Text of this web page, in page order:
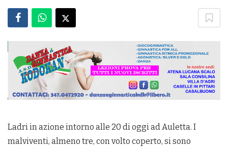
Ladri in azione intorno alle 20 di oggi ad Auletta. I
malviventi, almeno tre, con volto coperto, si sono